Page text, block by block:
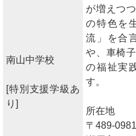
南山中学校
[特別支援学級あ
り]
が増えつ
の特色を
流」を合
や、車椅
の福祉実
す。
所在地
〒489-0981